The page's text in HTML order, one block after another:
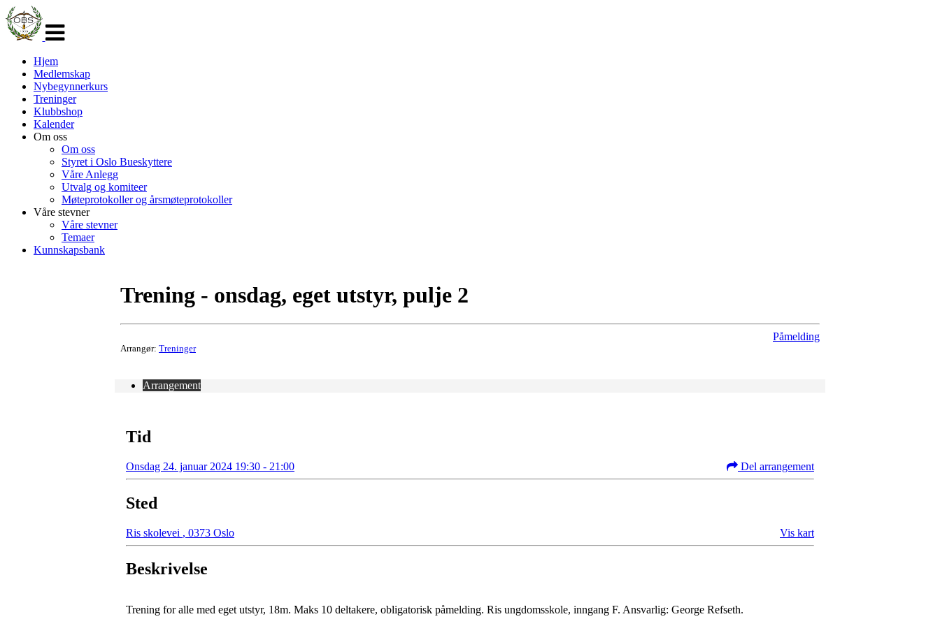
navigasjon
Hjem
Medlemskap
Nybegynnerkurs
Treninger
Klubbshop
Kalender
Om oss
Om oss
Styret i Oslo Bueskyttere
Våre Anlegg
Utvalg og komiteer
Møteprotokoller og årsmøteprotokoller
Våre stevner
Våre stevner
Temaer
Kunnskapsbank
Trening - onsdag, eget utstyr, pulje 2
Arrangør: Treninger
Påmelding
Arrangement
Tid
Onsdag 24. januar 2024 19:30 - 21:00 Del arrangement
Sted
Ris skolevei , 0373 Oslo Vis kart
Beskrivelse
Trening for alle med eget utstyr, 18m. Maks 10 deltakere, obligatorisk påmelding. Ris ungdomsskole, inngang F. Ansvarlig: George Refseth.